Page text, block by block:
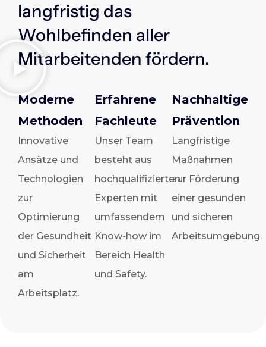
langfristig das
Wohlbefinden aller
Mitarbeitenden fördern.
Moderne
Methoden
Innovative
Ansätze und
Technologien
zur
Optimierung
der Gesundheit
und Sicherheit
am
Arbeitsplatz.
Erfahrene
Fachleute
Unser Team
besteht aus
hochqualifizierten
Experten mit
umfassendem
Know-how im
Bereich Health
und Safety.
Nachhaltige
Prävention
Langfristige
Maßnahmen
zur Förderung
einer gesunden
und sicheren
Arbeitsumgebung.